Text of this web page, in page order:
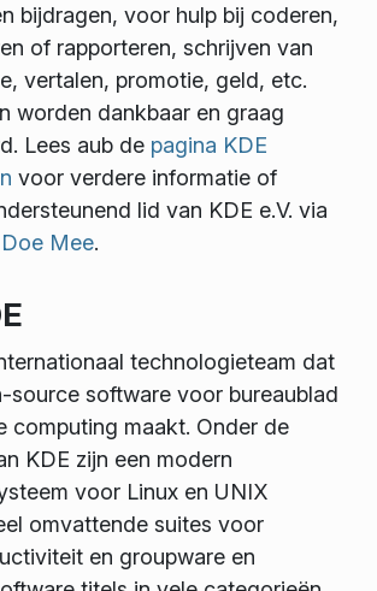
bijdragen, voor hulp bij coderen,
of rapporteren, schrijven van
vertalen, promotie, geld, etc.
worden dankbaar en graag
Lees aub de pagina KDE
voor verdere informatie of
lid van KDE e.V. via
Doe Mee.
technologieteam dat
source software voor bureaublad
computing maakt. Onder de
KDE zijn een modern
voor Linux en UNIX
omvattende suites voor
en groupware en